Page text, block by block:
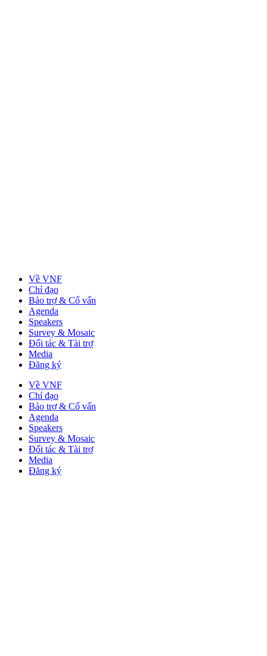
Về VNF
Chỉ đạo
Bảo trợ & Cố vấn
Agenda
Speakers
Survey & Mosaic
Đối tác & Tài trợ
Media
Đăng ký
Về VNF
Chỉ đạo
Bảo trợ & Cố vấn
Agenda
Speakers
Survey & Mosaic
Đối tác & Tài trợ
Media
Đăng ký